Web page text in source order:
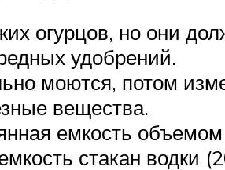
огурцов, но они
удобрений.
моются, потом
вещества.
емкость
стакан водки